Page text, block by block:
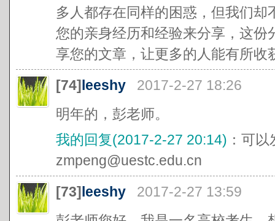
多人都存在同样的困惑，但我们
您的亲身经历和经验来分享，这
享您的文章，让更多的人能有所收
[74]leeshy
2017-2-27 18:26
明年的，彭老师。
我的回复(2017-2-27 20:14) ：可
zmpeng@uestc.edu.cn
[73]leeshy
2017-2-27 13:59